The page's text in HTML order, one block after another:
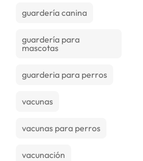
guardería canina
guardería para
mascotas
guarderia para perros
vacunas
vacunas para perros
vacunación